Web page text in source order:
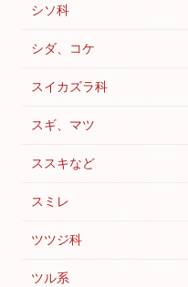
シソ科
シダ、コケ
スイカズラ科
スギ、マツ
ススキなど
スミレ
ツツジ科
ツル系